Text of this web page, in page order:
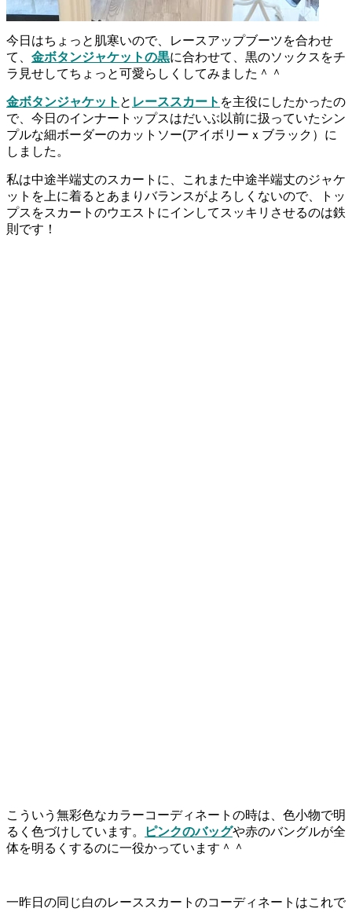
今日はちょっと肌寒いので、レースアップブーツを合わせ
て、 金ボタンジャケットの黒に合わせて、黒のソックスをチ
ラ見せしてちょっと可愛らしくしてみました＾＾
金ボタンジャケット と レーススカート を主役にしたかったの
で、今日のインナートップスはだいぶ以前に扱っていたシン
プルな細ボーダーのカットソー(アイボリーｘブラック）に
しました。
私は中途半端丈のスカートに、これまた中途半端丈のジャケ
ットを上に着るとあまりバランスがよろしくないので、トッ
プスをスカートのウエストにインしてスッキリさせるのは鉄
則です！
こういう無彩色なカラーコーディネートの時は、色小物で明
るく色づけしています。
ピンクのバッグや赤のバングルが全
体を明るくするのに一役かっています＾＾
一昨日の同じ白のレーススカートのコーディネートはこれで